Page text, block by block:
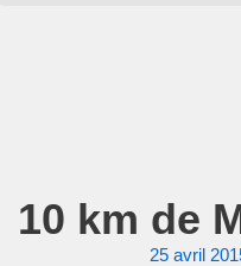
10 km de
25 avril